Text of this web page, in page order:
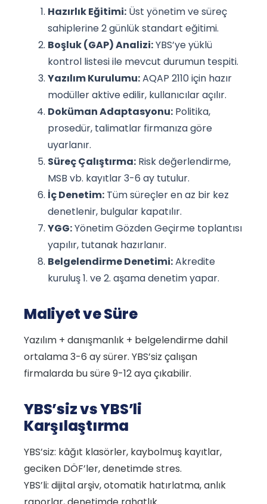
Hazırlık Eğitimi: Üst yönetim ve süreç
sahiplerine 2 günlük standart eğitimi.
Boşluk (GAP) Analizi:YBS’ye yüklü
kontrol listesi ile mevcut durumun tespiti.
Yazılım Kurulumu:AQAP 2110 için hazır
modüller aktive edilir, kullanıcılar açılır.
Doküman Adaptasyonu: Politika,
prosedür, talimatlar firmanıza göre
uyarlanır.
Süreç Çalıştırma: Risk değerlendirme,
MSB vb. kayıtlar 3-6 ay tutulur.
İç Denetim: Tüm süreçler en az bir kez
denetlenir, bulgular kapatılır.
YGG:Yönetim Gözden Geçirme toplantısı
yapılır, tutanak hazırlanır.
Belgelendirme Denetimi:Akredite
kuruluş 1. ve 2. aşama denetim yapar.
Maliyet ve Süre
Yazılım + danışmanlık + belgelendirme dahil
ortalama 3-6 ay sürer. YBS’siz çalışan
firmalarda bu süre 9-12 aya çıkabilir.
YBS’siz vs YBS’li
Karşılaştırma
YBS’siz: kâğıt klasörler, kaybolmuş kayıtlar,
geciken DÖF’ler, denetimde stres.
YBS’li: dijital arşiv, otomatik hatırlatma, anlık